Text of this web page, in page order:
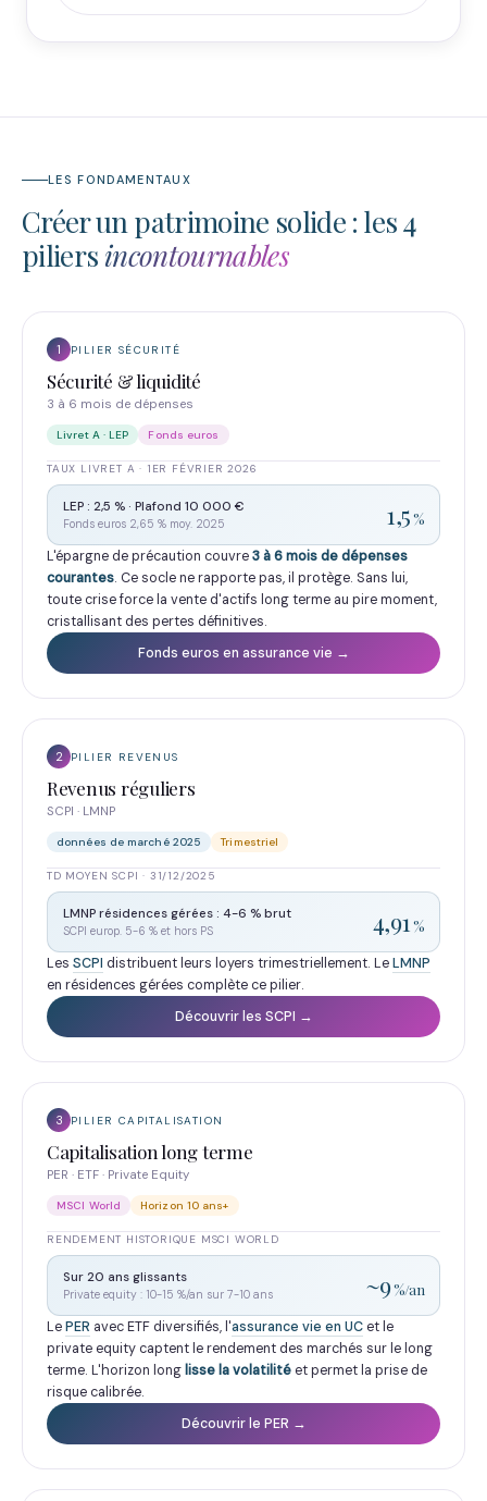
LES FONDAMENTAUX
Créer un patrimoine solide : les 4
piliers incontournables
1 PILIER SÉCURITÉ
Sécurité & liquidité
3 à 6 mois de dépenses
Livret A · LEP Fonds euros
TAUX LIVRET A · 1ER FÉVRIER 2026
LEP : 2,5 % · Plafond 10 000 €
Fonds euros 2,65 % moy. 2025 1,5%
L'épargne de précaution couvre3 à 6 mois de dépenses
courantes. Ce socle ne rapporte pas, il protège. Sans lui,
toute crise force la vente d'actifs long terme au pire moment,
cristallisant des pertes définitives.
Fonds euros en assurance vie →
2 PILIER REVENUS
Revenus réguliers
SCPI · LMNP
données de marché 2025 Trimestriel
TD MOYEN SCPI · 31/12/2025
LMNP résidences gérées : 4-6 % brut
SCPI europ. 5-6 % et hors PS 4,91%
Les SCPI distribuent leurs loyers trimestriellement. LeLMNP
en résidences gérées complète ce pilier.
Découvrir les SCPI →
3 PILIER CAPITALISATION
Capitalisation long terme
PER · ETF · Private Equity
MSCI World Horizon 10 ans+
RENDEMENT HISTORIQUE MSCI WORLD
Sur 20 ans glissants
Private equity : 10-15 %/an sur 7-10 ans ~9%/an
LePER avec ETF diversifiés, l'assurance vie en UC et le
private equity captent le rendement des marchés sur le long
terme. L'horizon long lisse la volatilité et permet la prise de
risque calibrée.
Découvrir le PER →